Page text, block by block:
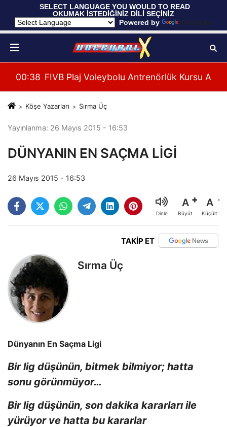
SELECT LANGUAGE YOU WOULD TO READ
OKUMAK İSTEDİĞİNİZ DİLİ SEÇİNİZ
Powered by
Translate
Hazırlıklarına Başladı
Alanya’da Başladı
00:39 U20 Erkek Millî Takımımız, 2027 CEV U20
Köşe Yazarları Sırma Üç
Yayınlanma: 26 Mayıs 2015 - 16:53
DÜNYANIN EN SAÇMA LİGİ
26 Mayıs 2015 - 16:53
Dinle
A
Büyüt
A
Küçült
TAKİP ET
Sırma Üç
Dünyanın En Saçma Ligi
Bir lig düşünün, bitmek bilmiyor; hatta
sonu görünmüyor…
Bir lig düşünün, son dakika kararları ile
yürüyor ve hatta bu kararlar